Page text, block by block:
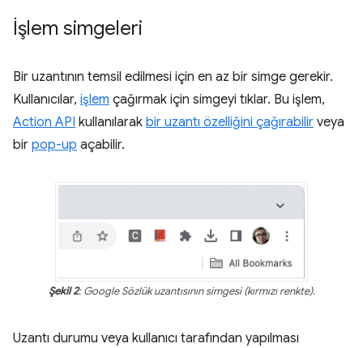
İşlem simgeleri
Bir uzantının temsil edilmesi için en az bir simge gerekir.
Kullanıcılar, işlem çağırmak için simgeyi tıklar. Bu işlem,
Action API kullanılarak bir uzantı özelliğini çağırabilir veya
bir pop-up açabilir.
Şekil 2: Google Sözlük uzantısının simgesi (kırmızı renkte).
Uzantı durumu veya kullanıcı tarafından yapılması